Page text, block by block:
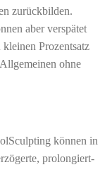
zurückbilden.
aber verspätet
kleinen Prozentsatz
ohne
können in
prolongiert-